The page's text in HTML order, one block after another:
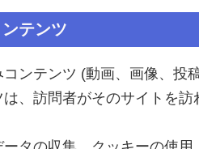
テンツ
ンテンツ (動画、画像、投
、訪問者がそのサイトを